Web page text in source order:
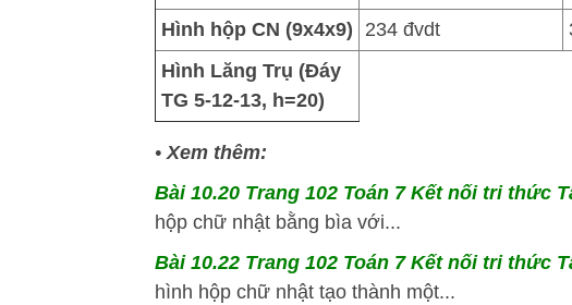
Hình hộp CN (9x4x9) 234 đvdt
Hình Lăng Trụ (Đáy
TG 5-12-13, h=20)
•Xem thêm:
Bài 10.20 Trang 102 Toán 7 Kết nối tri thức
hộp chữ nhật bằng bìa với...
Bài 10.22 Trang 102 Toán 7 Kết nối tri thức
hình hộp chữ nhật tạo thành một...